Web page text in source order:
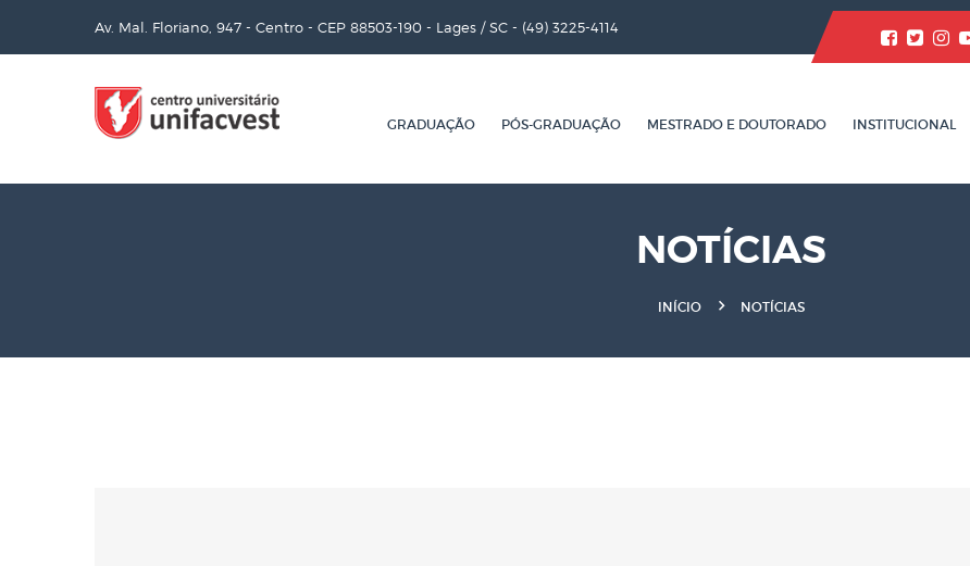
Av. Mal. Floriano, 947 - Centro - CEP 88503-190 - Lages / SC - (49) 3225-4114
GRADUAÇÃO PÓS-GRADUAÇÃO MESTRADO E DOUTORADO INSTITUCIONAL
NOTÍCIAS
INÍCIO NOTÍCIAS